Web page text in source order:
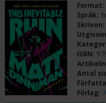
Format:
Språk:
Skriven:
ISBN:
Antal
Förlag: